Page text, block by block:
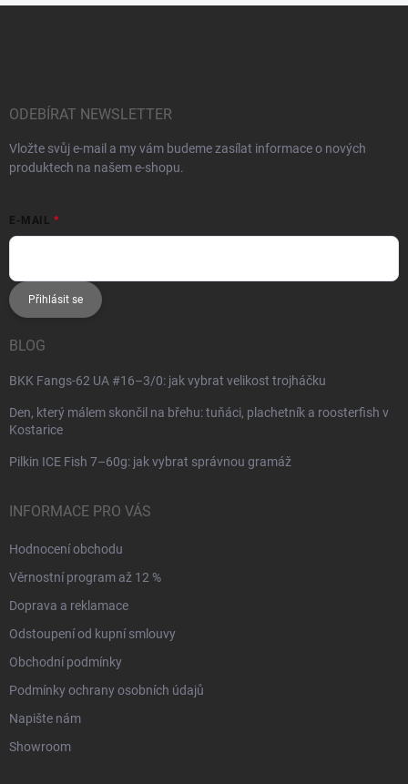
ODEBÍRAT NEWSLETTER
Vložte svůj e-mail a my vám budeme zasílat informace o nových
produktech na našem e-shopu.
E-MAIL
Přihlásit se
BLOG
BKK Fangs-62 UA #16–3/0: jak vybrat velikost trojháčku
Den, který málem skončil na břehu: tuňáci, plachetník a roosterfish v
Kostarice
Pilkin ICE Fish 7–60g: jak vybrat správnou gramáž
INFORMACE PRO VÁS
Hodnocení obchodu
Věrnostní program až 12 %
Doprava a reklamace
Odstoupení od kupní smlouvy
Obchodní podmínky
Podmínky ochrany osobních údajů
Napište nám
Showroom